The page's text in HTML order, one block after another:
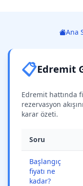
Ana
📋Edremit
Edremit hattında
rezervasyon
karar özeti.
Soru
Başlangıç
fiyatı ne
kadar?